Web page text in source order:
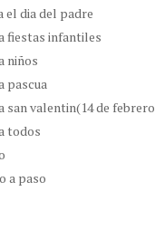
el dia del padre
fiestas infantiles
niños
pascua
san valentin(14 de
todos
a paso